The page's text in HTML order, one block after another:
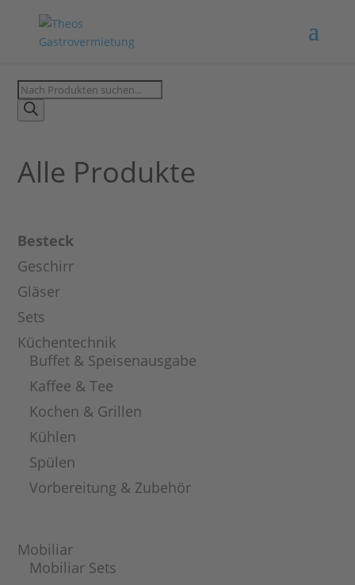
Products
search
Alle Produkte
Besteck
Geschirr
Gläser
Sets
Küchentechnik
Buffet & Speisenausgabe
Kaffee & Tee
Kochen & Grillen
Kühlen
Spülen
Vorbereitung & Zubehör
Mobiliar
Mobiliar Sets